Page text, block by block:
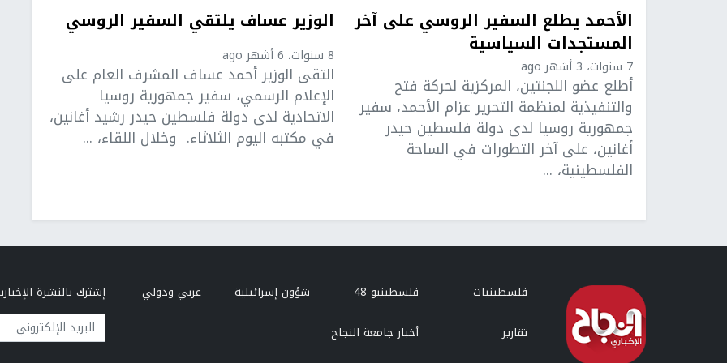
الأحمد يطلع السفير الروسي على آخر
المستجدات السياسية
7 سنوات، 3 أشهر ago
أطلع عضو اللجنتين، المركزية لحركة فتح
والتنفيذية لمنظمة التحرير عزام الأحمد، سفير
جمهورية روسيا لدى دولة فلسطين حيدر
أغانين، على آخر التطورات في الساحة
الفلسطينية، ...
الوزير عساف يلتقي السفير الروسي
8 سنوات، 6 أشهر ago
التقى الوزير أحمد عساف المشرف العام على
الإعلام الرسمي، سفير جمهورية روسيا
الاتحادية لدى دولة فلسطين حيدر رشيد أغانين،
في مكتبه اليوم الثلاثاء. وخلال اللقاء، ...
فلسطينيات فلسطينيو 48 شؤون إسرائيلية
عربي ودولي
تقارير
أخبار جامعة النجاح
إشترك بالنشرة
البريد الإلكتروني